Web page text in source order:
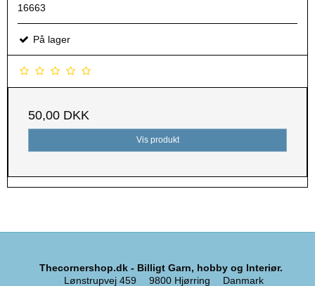
16663
På lager
50,00 DKK
Vis produkt
Thecornershop.dk - Billigt Garn, hobby og Interiør.
Lønstrupvej 459
9800 Hjørring Danmark